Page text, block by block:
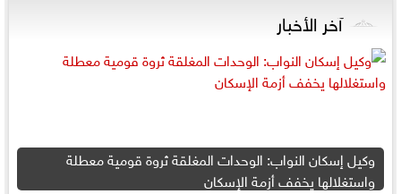
آخر الأخبار
وكيل إسكان النواب: الوحدات المغلقة ثروة قومية معطلة
واستغلالها يخفف أزمة الإسكان